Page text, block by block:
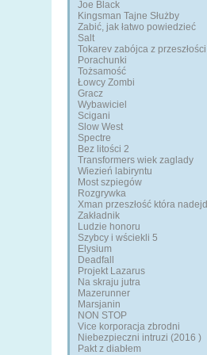
Joe Black
Kingsman Tajne Służby
Zabić, jak łatwo powiedzieć
Salt
Tokarev zabójca z przeszłości
Porachunki
Tożsamość
Łowcy Zombi
Gracz
Wybawiciel
Scigani
Slow West
Spectre
Bez litości 2
Transformers wiek zaglady
Wiezień labiryntu
Most szpiegów
Rozgrywka
Xman przeszłość która
Zakładnik
Ludzie honoru
Szybcy i wściekli 5
Elysium
Deadfall
Projekt Lazarus
Na skraju jutra
Mazerunner
Marsjanin
NON STOP
Vice korporacja zbrodni
Niebezpieczni intruzi (2016 )
Pakt z diabłem